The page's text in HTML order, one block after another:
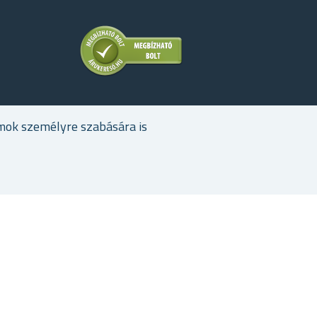
személyre szabására is